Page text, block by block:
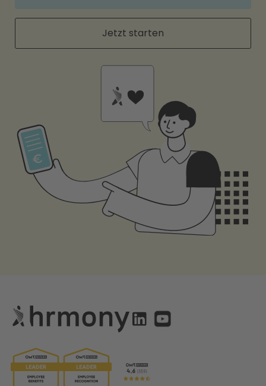
Jetzt starten